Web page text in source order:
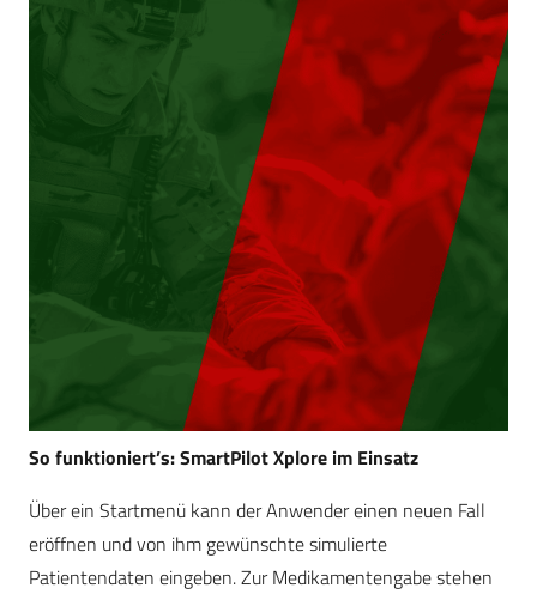
So funktioniert’s: SmartPilot Xplore im Einsatz
Über ein Startmenü kann der Anwender einen neuen Fall
eröffnen und von ihm gewünschte simulierte
Patientendaten eingeben. Zur Medikamentengabe stehen